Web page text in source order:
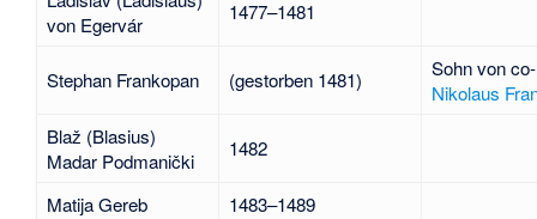
von Egervár
1477–1481
Stephan Frankopan (gestorben 1481)
Sohn von
Nikolaus
Blaž (Blasius)
Madar Podmanički
1482
Matija Gereb
1483–1489